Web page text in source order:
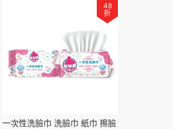
48
折
一次性洗臉巾 洗臉巾 紙巾 擦臉